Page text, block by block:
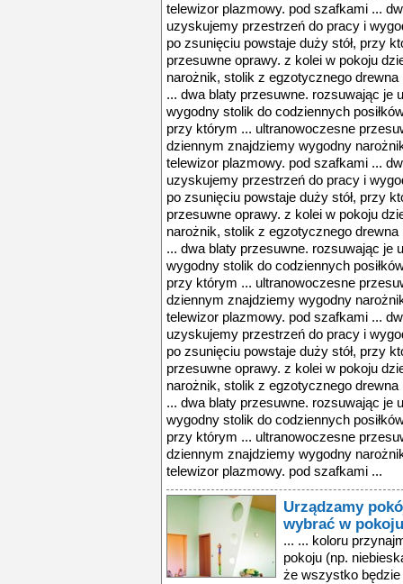
telewizor plazmowy. pod szafkami ...
uzyskujemy przestrzeń do pracy i
po zsunięciu powstaje duży stół, przy
przesuwne oprawy. z kolei w pokoju
narożnik, stolik z egzotycznego
... dwa blaty przesuwne. rozsuwając je
wygodny stolik do codziennych
przy którym ... ultranowoczesne
dziennym znajdziemy wygodny
telewizor plazmowy. pod szafkami ...
uzyskujemy przestrzeń do pracy i
po zsunięciu powstaje duży stół, przy
przesuwne oprawy. z kolei w pokoju
narożnik, stolik z egzotycznego
... dwa blaty przesuwne. rozsuwając je
wygodny stolik do codziennych
przy którym ... ultranowoczesne
dziennym znajdziemy wygodny
telewizor plazmowy. pod szafkami ...
uzyskujemy przestrzeń do pracy i
po zsunięciu powstaje duży stół, przy
przesuwne oprawy. z kolei w pokoju
narożnik, stolik z egzotycznego
... dwa blaty przesuwne. rozsuwając je
wygodny stolik do codziennych
przy którym ... ultranowoczesne
dziennym znajdziemy wygodny
telewizor plazmowy. pod szafkami ...
Urządzamy
wybrać w
... ... koloru
pokoju (np.
że wszystko będzie